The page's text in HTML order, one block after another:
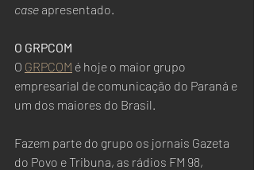
case apresentado.
O GRPCOM
O GRPCOM é hoje o maior grupo
empresarial de comunicação do Paraná e
um dos maiores do Brasil.
Fazem parte do grupo os jornais Gazeta
do Povo e Tribuna, as rádios FM 98,